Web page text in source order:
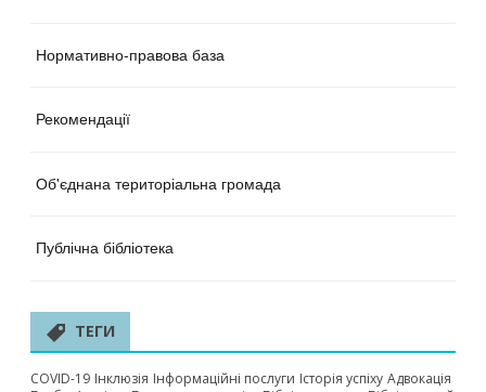
Нормативно-правова база
Рекомендації
Об'єднана територіальна громада
Публічна бібліотека
ТЕГИ
COVID-19 Інклюзія Інформаційні послуги Історія успіху Адвокація